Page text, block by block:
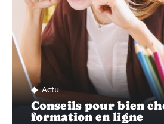
Actu
Conseils pour bien
formation en ligne